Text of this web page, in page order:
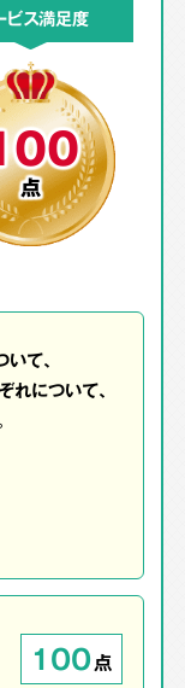
ビス満足度
点
て、
れについて、
100点